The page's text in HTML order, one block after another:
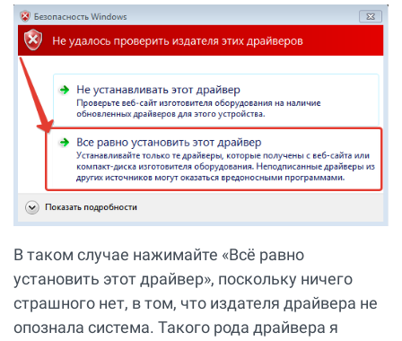
В таком случае нажимайте «Всё равно
установить этот драйвер», поскольку ничего
страшного нет, в том, что издателя драйвера не
опознала система. Такого рода драйвера я